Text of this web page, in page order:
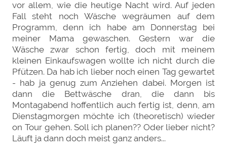
vor allem, wie die heutige Nacht wird. Auf jeden
Fall steht noch Wäsche wegräumen auf dem
Programm, denn ich habe am Donnerstag bei
meiner Mama gewaschen. Gestern war die
Wäsche zwar schon fertig, doch mit meinem
kleinen Einkaufswagen wollte ich nicht durch die
Pfützen. Da hab ich lieber noch einen Tag gewartet
- hab ja genug zum Anziehen dabei. Morgen ist
dann die Bettwäsche dran, die dann bis
Montagabend hoffentlich auch fertig ist, denn, am
Dienstagmorgen möchte ich (theoretisch) wieder
on Tour gehen. Soll ich planen?? Oder lieber nicht?
Läuft ja dann doch meist ganz anders...